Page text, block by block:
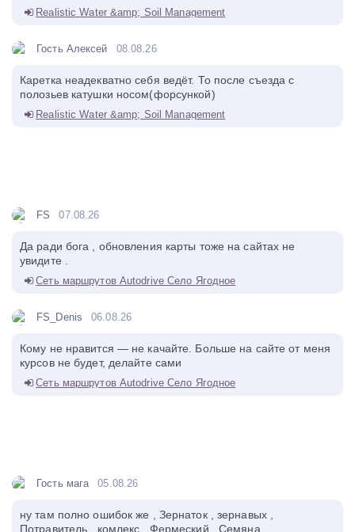
Realistic Water &amp; Soil Management
Гость Алексей 08.08.26
Каретка неадекватно себя ведёт. То после съезда с
полозьев катушки носом(форсункой)
Realistic Water &amp; Soil Management
FS 07.08.26
Да ради бога , обновления карты тоже на сайтах не
увидите .
Сеть маршрутов Autodrive Село Ягодное
FS_Denis 06.08.26
Кому не нравится — не качайте. Больше на сайте от меня
курсов не будет, делайте сами
Сеть маршрутов Autodrive Село Ягодное
Гость мага 05.08.26
ну там полно ошибок же , Зернаток , зернавых ,
Потравитель , комлекс , Фермеский , Семяна